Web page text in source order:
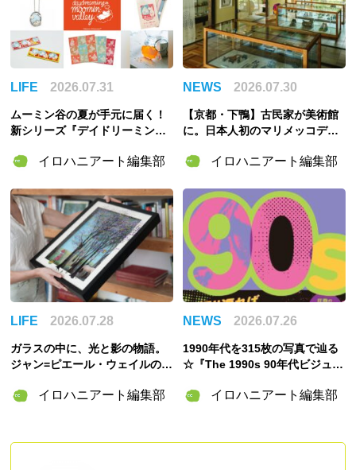
LIFE 2026.07.31
ムーミン谷の夏が手元に届く！
新シリーズ『デイドリーミング
＆「ムーミンの日」スペシャル
イロハニアート編集部
NEWS 2026.07.30
【京都・下鴨】古民家が美術館
に。日本人初のマリメッコデザ
どる「WAKISAKA KATSUJI /S
イロハニアート編集部
LIFE 2026.07.28
ガラスの中に、光と影の物語。
ジャン=ピエール・ウェイルの
イロハニアート編集部
NEWS 2026.07.26
1990年代を315枚の写真で辿る
☆『The 1990s 90年代ビジュア
刊行
イロハニアート編集部